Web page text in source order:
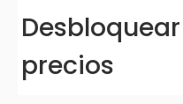
Desbloquear
precios